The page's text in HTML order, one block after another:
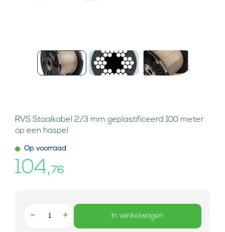
RVS Staalkabel 2/3 mm geplastificeerd 100 meter
op een haspel
Op voorraad
104, 76
- + In winkelwagen